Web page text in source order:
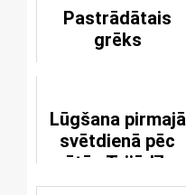
Pastrādātais
grēks
Lūgšana pirmajā
svētdienā pēc
svētās Trijādības
svētkiem